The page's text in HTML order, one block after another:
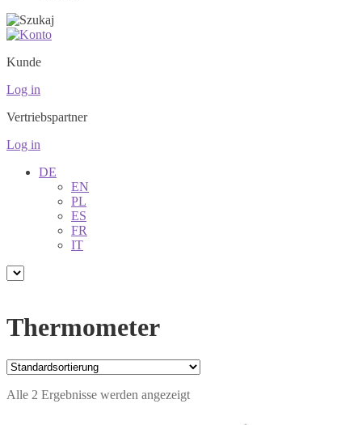
Kunde
Log in
Vertriebspartner
Log in
DE
EN
PL
ES
FR
IT
Thermometer
Alle 2 Ergebnisse werden angezeigt